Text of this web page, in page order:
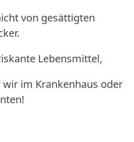
von gesättigten
Lebensmittel,
wir im Krankenhaus oder